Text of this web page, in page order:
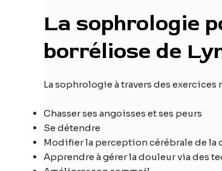
La sophrologie
borréliose de
La sophrologie à travers des
Chasser ses angoisses et ses peurs
Se détendre
Modifier la perception cérébrale de la
Apprendre à gérer la douleur via des